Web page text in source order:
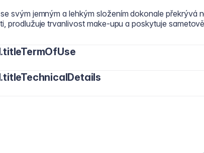
svým jemným a lehkým složením dokonale překrývá
prodlužuje trvanlivost make-upu a poskytuje